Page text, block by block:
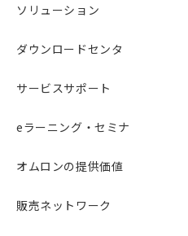
ソリューション
ダウンロードセンタ
サービスサポート
eラーニング・セミナ
オムロンの提供価値
販売ネットワーク